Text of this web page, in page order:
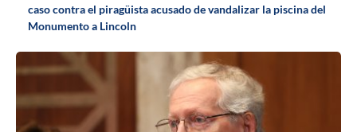
caso contra el piragüista acusado de vandalizar la piscina del
Monumento a Lincoln